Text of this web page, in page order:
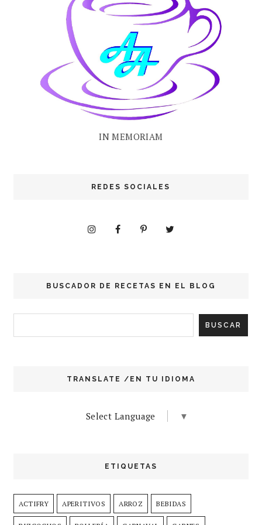
IN MEMORIAM
REDES SOCIALES
BUSCADOR DE RECETAS EN EL BLOG
TRANSLATE /EN TU IDIOMA
Select Language ▼
ETIQUETAS
ACTIFRY APERITIVOS ARROZ BEBIDAS